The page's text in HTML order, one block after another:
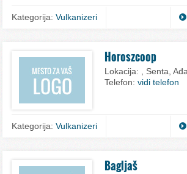
Kategorija:Vulkanizeri
Horoszcoop
Lokacija:
, Senta,
Telefon:vidi telefon
Kategorija:Vulkanizeri
Bagljaš